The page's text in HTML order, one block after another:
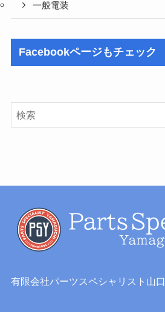
一般電装
Facebookページもチェック
有限会社パーツスペシャリスト山口